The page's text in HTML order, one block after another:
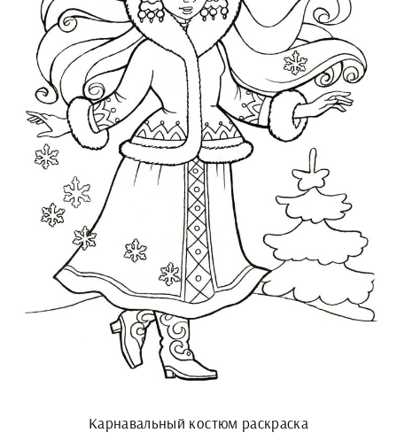
Карнавальный костюм раскраска